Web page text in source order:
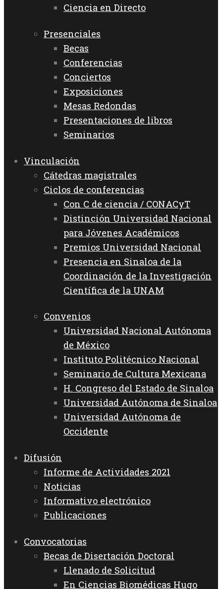
Ciencia en Directo
Presenciales
Becas
Conferencias
Conciertos
Exposiciones
Mesas Redondas
Presentaciones de libros
Seminarios
Vinculación
Cátedras magistrales
Ciclos de conferencias
Con C de ciencia / CONACyT
Distinción Universidad Nacional
para Jóvenes Académicos
Premios Universidad Nacional
Presencia en Sinaloa de la
Coordinación de la Investigación
Científica de la UNAM
Convenios
Universidad Nacional Autónoma
de México
Instituto Politécnico Nacional
Seminario de Cultura Mexicana
H. Congreso del Estado de Sinaloa
Universidad Autónoma de Sinaloa
Universidad Autónoma de
Occidente
Difusión
Informe de Actividades 2021
Noticias
Informativo electrónico
Publicaciones
Convocatorias
Becas de Disertación Doctoral
Llenado de Solicitud
En Ciencias Biomédicas Hugo